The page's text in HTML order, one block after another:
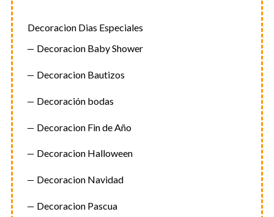
Decoracion Dias Especiales
Decoracion Baby Shower
Decoracion Bautizos
Decoración bodas
Decoracion Fin de Año
Decoracion Halloween
Decoracion Navidad
Decoracion Pascua